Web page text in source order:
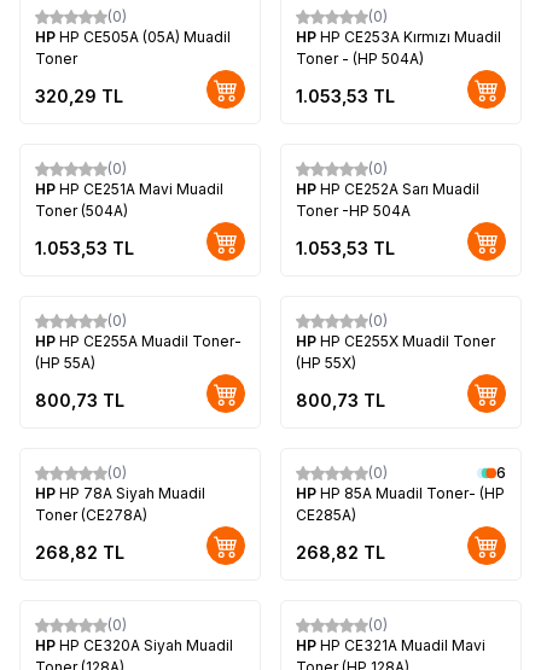
(0)
HP HP CE505A (05A) Muadil
Toner
320,29 TL
(0)
HP HP CE253A Kırmızı Muadil
Toner - (HP 504A)
1.053,53 TL
(0)
HP HP CE251A Mavi Muadil
Toner (504A)
1.053,53 TL
(0)
HP HP CE252A Sarı Muadil
Toner -HP 504A
1.053,53 TL
(0)
HP HP CE255A Muadil Toner-
(HP 55A)
800,73 TL
(0)
HP HP CE255X Muadil Toner
(HP 55X)
800,73 TL
(0)
HP HP 78A Siyah Muadil
Toner (CE278A)
268,82 TL
(0)
6
HP HP 85A Muadil Toner- (HP
CE285A)
268,82 TL
(0)
HP HP CE320A Siyah Muadil
(0)
HP HP CE321A Muadil Mavi